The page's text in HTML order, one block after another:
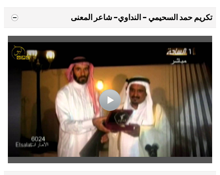
تكريم حمد السحيمي - النداوي- شاعر المعنى